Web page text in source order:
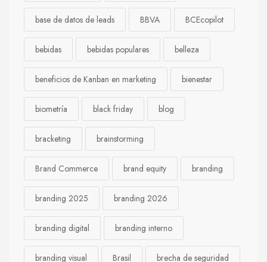
base de datos de leads BBVA BCEcopilot
bebidas bebidas populares belleza
beneficios de Kanban en marketing bienestar
biometría black friday blog
bracketing brainstorming
Brand Commerce brand equity branding
branding 2025 branding 2026
branding digital branding interno
branding visual Brasil brecha de seguridad